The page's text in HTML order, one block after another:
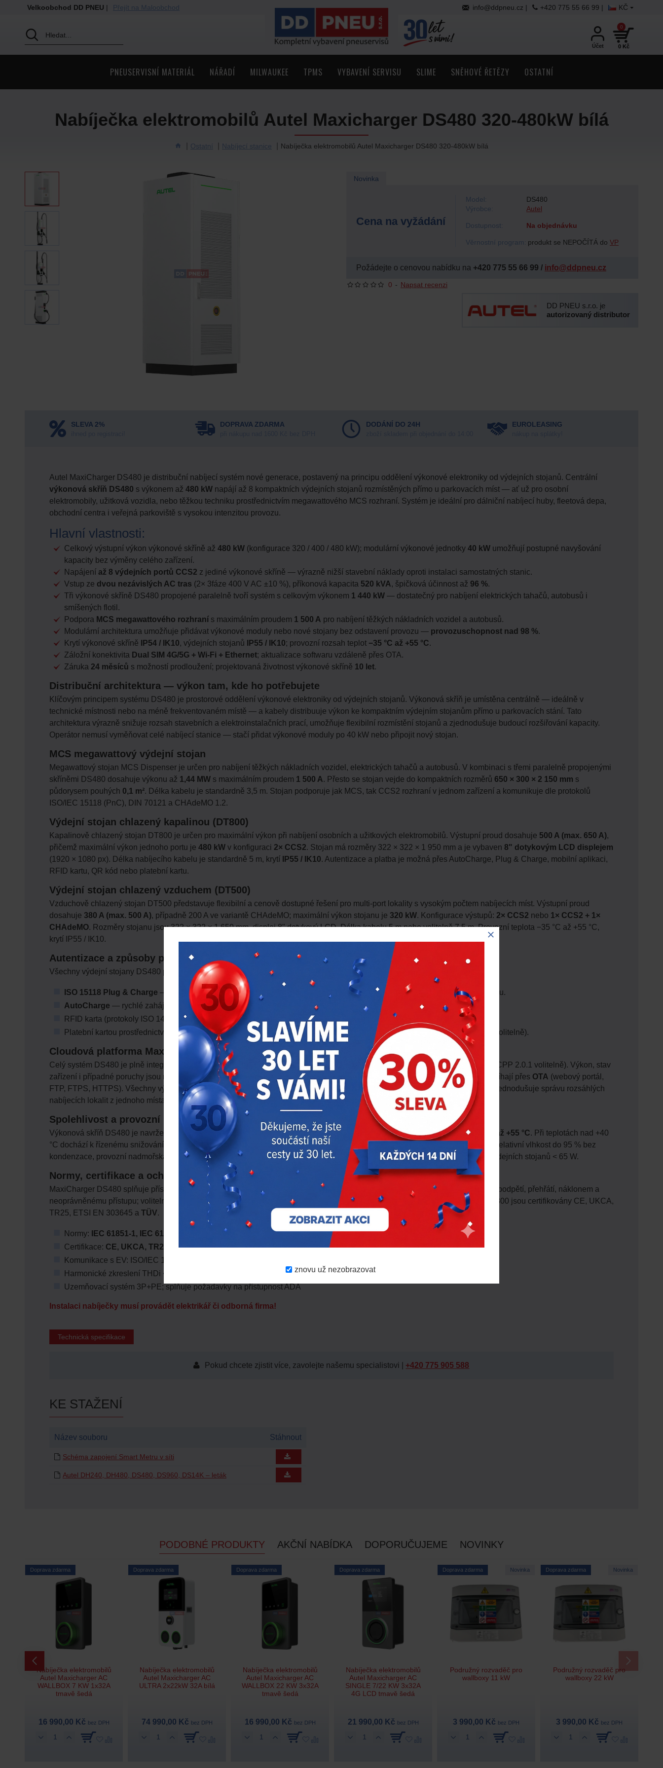
znovu už nezobrazovat
Velkoobchod DD PNEU | Přejít na Maloobchod KČ
info@ddpneu.cz | +420 775 55 66 99 |
Účet 0 Kč
0
PNEUSERVISNÍ MATERIÁL NÁŘADÍ MILWAUKEE TPMS VYBAVENÍ SERVISU SLIME SNĚHOVÉ ŘETĚZY OSTATNÍ
Ostatní Nabíjecí stanice Nabíječka elektromobilů Autel Maxicharger DS480 320-480kW bílá
Nabíječka elektromobilů Autel Maxicharger DS480 320-480kW bílá
Novinka
0 - Napsat recenzi
Cena na vyžádání
Věrnostní program: produkt se NEPOČÍTÁ do VP
Dostupnost: Na objednávku
Výrobce: Autel
Model: DS480
Požádejte o cenovou nabídku na +420 775 55 66 99 / info@ddpneu.cz
DD PNEU s.r.o. je
autorizovaný distributor
SLEVA 2% DOPRAVA ZDARMA DODÁNÍ DO 24H EUROLEASING
Autel MaxiCharger DS480 je distribuční nabíjecí systém nové generace, postavený na principu oddělení výkonové elektroniky od výdejních stojanů. Centrální
výkonová skříň DS480 s výkonem až 480 kW napájí až 8 kompaktních výdejních stojanů rozmístěných přímo u parkovacích míst — ať už pro osobní
elektromobily, užitková vozidla, nebo těžkou techniku prostřednictvím megawattového MCS rozhraní. Systém je ideální pro dálniční nabíjecí huby, fleetová depa,
obchodní centra i veřejná parkoviště s vysokou intenzitou provozu.
Hlavní vlastnosti:
Celkový výstupní výkon výkonové skříně až 480 kW (konfigurace 320 / 400 / 480 kW); modulární výkonové jednotky 40 kW umožňují postupné navyšování
kapacity bez výměny celého zařízení.
Napájení až 8 výdejních portů CCS2 z jediné výkonové skříně — výrazně nižší stavební náklady oproti instalaci samostatných stanic.
Vstup ze dvou nezávislých AC tras (2× 3fáze 400 V AC ±10 %), příkonová kapacita 520 kVA, špičková účinnost až 96 %.
Tři výkonové skříně DS480 propojené paralelně tvoří systém s celkovým výkonem 1 440 kW — dostatečný pro nabíjení elektrických tahačů, autobusů i
smíšených flotil.
Podpora MCS megawattového rozhraní s maximálním proudem 1 500 A pro nabíjení těžkých nákladních vozidel a autobusů.
Modulární architektura umožňuje přidávat výkonové moduly nebo nové stojany bez odstavení provozu — provozuschopnost nad 98 %.
Krytí výkonové skříně
IP54 / IK10, výdejních stojanů IP55 / IK10; provozní rozsah teplot −35 °C až +55 °C.
Záložní konektivita Dual SIM 4G/5G + Wi-Fi + Ethernet; aktualizace softwaru vzdáleně přes OTA.
Záruka 24 měsíců s možností prodloužení; projektovaná životnost výkonové skříně 10 let.
Distribuční architektura — výkon tam, kde ho potřebujete
Klíčovým principem systému DS480 je prostorové oddělení výkonové elektroniky od výdejních stojanů. Výkonová skříň je umístěna centrálně — ideálně v
technické místnosti nebo na méně frekventovaném místě — a kabely distribuuje výkon ke kompaktním výdejním stojanům přímo u parkovacích stání. Tato
architektura výrazně snižuje rozsah stavebních a elektroinstalačních prací, umožňuje flexibilní rozmístění stojanů a zjednodušuje budoucí rozšiřování kapacity.
Operátor nemusí vyměňovat celé nabíjecí stanice — stačí přidat výkonové moduly po 40 kW nebo připojit nový stojan.
MCS megawattový výdejní stojan
Megawattový stojan MCS Dispenser je určen pro nabíjení těžkých nákladních vozidel, elektrických tahačů a autobusů. V kombinaci s třemi paralelně propojenými
skříněmi DS480 dosahuje výkonu až 1,44 MW s maximálním proudem 1 500 A. Přesto se stojan vejde do kompaktních rozměrů 650 × 300 × 2 150 mm s
půdorysem pouhých 0,1 m². Délka kabelu je standardně 3,5 m. Stojan podporuje jak MCS, tak CCS2 rozhraní v jednom zařízení a komunikuje dle protokolů
ISO/IEC 15118 (PnC), DIN 70121 a CHAdeMO 1.2.
Výdejní stojan chlazený kapalinou (DT800)
Kapalinově chlazený stojan DT800 je určen pro maximální výkon při nabíjení osobních a užitkových elektromobilů. Výstupní proud dosahuje 500 A (max. 650 A),
přičemž maximální výkon jednoho portu je 480 kW v konfiguraci 2× CCS2. Stojan má rozměry 322 × 322 × 1 950 mm a je vybaven 8" dotykovým LCD displejem
(1920 × 1080 px). Délka nabíjecího kabelu je standardně 5 m, krytí
IP55 / IK10. Autentizace a platba je možná přes AutoCharge, Plug & Charge, mobilní aplikaci,
RFID kartu, QR kód nebo platební kartu.
Výdejní stojan chlazený vzduchem (DT500)
Vzduchově chlazený stojan DT500 představuje flexibilní a cenově dostupné řešení pro multi-port lokality s vysokým počtem nabíjecích míst. Výstupní proud
dosahuje 380 A (max. 500 A), případně 200 A ve variantě CHAdeMO; maximální výkon stojanu je 320 kW. Konfigurace výstupů: 2× CCS2 nebo 1× CCS2 + 1×
CHAdeMO. Rozměry stojanu jsou 322 × 322 × 1 650 mm, displej 8" dotykový LCD. Délka kabelu 5 m nebo volitelně 7,5 m. Provozní teplota −35 °C až +55 °C,
krytí IP55 / IK10.
Autentizace a způsoby platby u výdejních stojanů
Všechny výdejní stojany DS480 podporují kompletní sadu moderních způsobů ověření a zahájení nabíjení:
ISO 15118 Plug & Charge — automatické ověření vozidla a spuštění nabíjení bez karty ani aplikace ihned po zapojení kabelu.
AutoCharge — rychlé zahájení na základě automatického rozpoznání vozidla.
RFID karta (protokoly ISO 14443 A/B, ISO/IEC 15693, MIFARE), QR kód, mobilní aplikace.
Platební kartou prostřednictvím terminálů Nayax Onyx, Payter P66/Apollo, PAX IM30, Worldline Valina nebo Castles S1U2 (volitelně).
Cloudová platforma MaxiCloud a vzdálená správa
Celý systém DS480 je plně integrován do cloudové platformyAutel MaxiCloud s podporou protokoluOCPP 1.6J(upgrade na OCPP 2.0.1 volitelně). Výkon, stav
zařízení i případné poruchy jsou monitorovány vzdáleně v reálném čase bez nutnosti výjezdu technika. Aktualizace softwaru probíhají přes OTA (webový portál,
FTP, FTPS, HTTPS). Všechny výdejní stojany — DT500, DT800 i MCS Dispenser — sdílejí totožnou cloudovou platformu, což zjednodušuje správu rozsáhlých
nabíjecích lokalit z jednoho místa.
Spolehlivost a provozní podmínky
Výkonová skříň DS480 je navržena pro náročné venkovní prostředí s krytímIP54 / IK10 a provozním teplotním rozsahem−35 °C až +55 °C. Při teplotách nad +40
°C dochází k řízenému snižování výkonu za účelem ochrany zařízení. Výdejní stojany disponují ještě vyšším krytím
. Relativní vlhkost do 95 % bez
kondenzace, provozní nadmořská výška do 2 000 m. Hlučnost55 dB(A)(tichý model). Klidový příkon výkonové skříně < 85 W, výdejních stojanů < 65 W.
Normy, certifikace a ochranné prvky
MaxiCharger DS480 splňuje přísné evropské i mezinárodní normy. Výkonová skříň je vybavena ochranou proti přetížení, přepětí, podpětí, přehřátí, náklonem a
neoprávněnému přístupu; volitelně lze doplnit interní RCD. Nouzové tlačítko je standardní výbavou. Výdejní stojany DT500 a DT800 jsou certifikovány CE, UKCA,
TR25, ETSI EN 303645 a TÜV.
Normy:
IEC 61851-1, IEC 61851-21-2, IEC 61000, Eichrecht
Certifikace: CE, UKCA, TR25, ETSI EN 303645, EMC třída A
Komunikace s EV: ISO/IEC 15118 s PnC, DIN 70121, CHAdeMO 1.2
Harmonické zkreslení THDi < 5 %, kategorie přepětí OVC III na straně AC vstupu
Uzemňovací systém 3P+PE; splňuje požadavky na přístupnost ADA
Instalaci nabíječky musí provádět elektrikář či odborná firma!
Technická specifikace
Pokud chcete zjistit více, zavolejte našemu specialistovi | +420 775 905 588
KE STAŽENÍ
Název souboru Stáhnout
Schéma zapojení Smart Metru v síti
Autel DH240, DH480, DS480, DS960, DS14K – leták
PODOBNÉ PRODUKTY AKČNÍ NABÍDKA DOPORUČUJEME NOVINKY
Doprava zdarma
Nabíječka elektromobilů
Autel Maxicharger AC
WALLBOX 7 KW 1x32A
tmavě šedá
16 990,00 Kč bez DPH
Doprava zdarma
Nabíječka elektromobilů
Autel Maxicharger AC
ULTRA 2x22kW 32A bílá
74 990,00 Kč bez DPH
Doprava zdarma
Nabíječka elektromobilů
Autel Maxicharger AC
WALLBOX 22 KW 3x32A
tmavě šedá
16 990,00 Kč bez DPH
Doprava zdarma
Nabíječka elektromobilů
Autel Maxicharger AC
SINGLE 7/22 KW 3x32A
4G LCD tmavě šedá
21 990,00 Kč bez DPH
Novinka
Doprava zdarma
Podružný rozvaděč pro
wallboxy 11 kW
3 990,00 Kč bez DPH
Novinka
Doprava zdarma
Podružný rozvaděč pro
wallboxy 22 kW
3 990,00 Kč bez DPH